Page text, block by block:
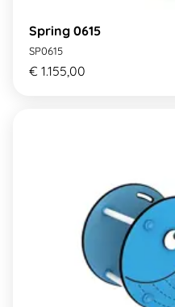
Spring 0615
SP0615
€ 1.155,00